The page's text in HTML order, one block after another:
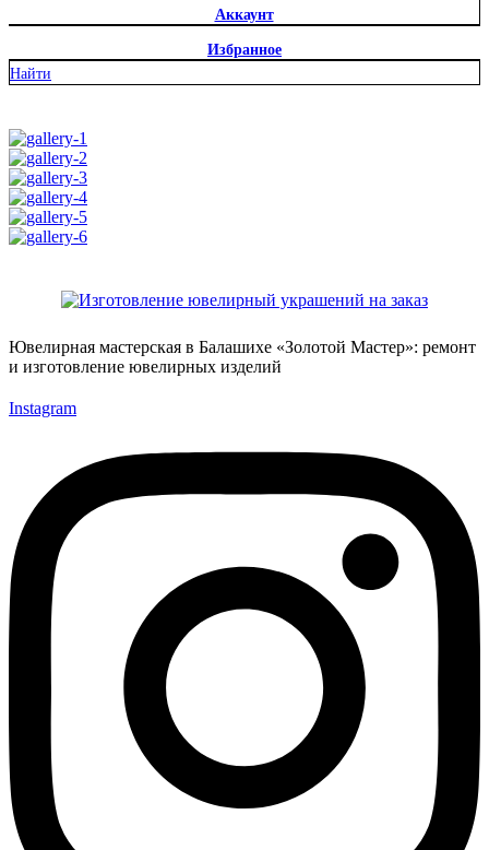
Аккаунт
Избранное
Найти
Ювелирная мастерская в Балашихе «Золотой Мастер»: ремонт
и изготовление ювелирных изделий
Instagram